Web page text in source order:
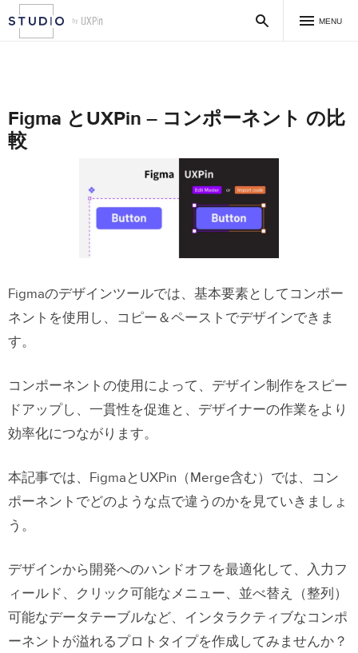
MENU
Figma とUXPin – コンポーネント の比
較
Figmaのデザインツールでは、基本要素としてコンポー
ネントを使用し、コピー＆ペーストでデザインできま
す。
コンポーネントの使用によって、デザイン制作をスピー
ドアップし、一貫性を促進と、デザイナーの作業をより
効率化につながります。
本記事では、FigmaとUXPin（Merge含む）では、コン
ポーネントでどのような点で違うのかを見ていきましょ
う。
デザインから開発へのハンドオフを最適化して、入力フ
ィールド、クリック可能なメニュー、並べ替え（整列）
可能なデータテーブルなど、インタラクティブなコンポ
ーネントが溢れるプロトタイプを作成してみませんか？